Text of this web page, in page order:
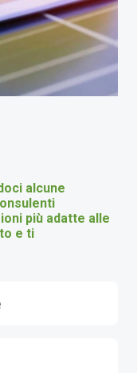
alcune
più adatte alle
e ti